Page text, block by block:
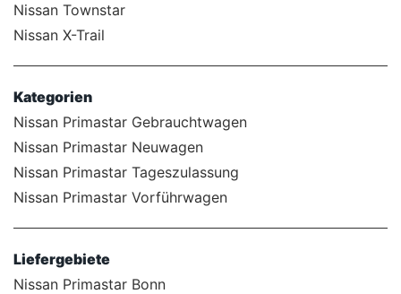
Nissan Townstar
Nissan X-Trail
Kategorien
Nissan Primastar Gebrauchtwagen
Nissan Primastar Neuwagen
Nissan Primastar Tageszulassung
Nissan Primastar Vorführwagen
Liefergebiete
Nissan Primastar Bonn